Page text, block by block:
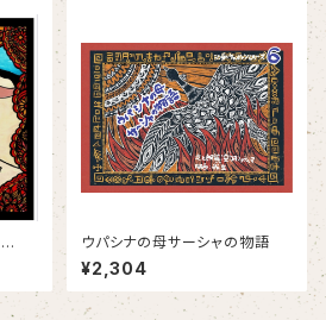
ウパシナの母サーシャの物語
¥2,304